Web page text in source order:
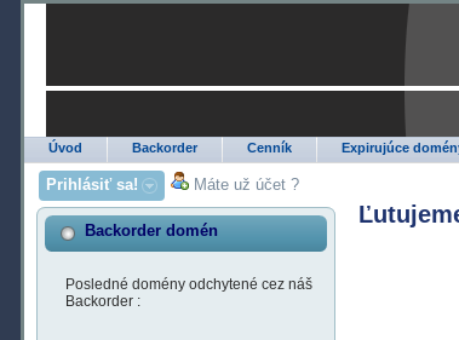
Úvod Backorder Cenník Expirujúce
Prihlásiť sa! Máte už účet ?
Backorder domén
Posledné domény odchytené cez náš
Backorder :